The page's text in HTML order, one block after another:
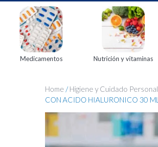
Medicamentos Nutrición y vitaminas
Home /Higiene y Cuidado Personal
CON ACIDO HIALURONICO 30 ML